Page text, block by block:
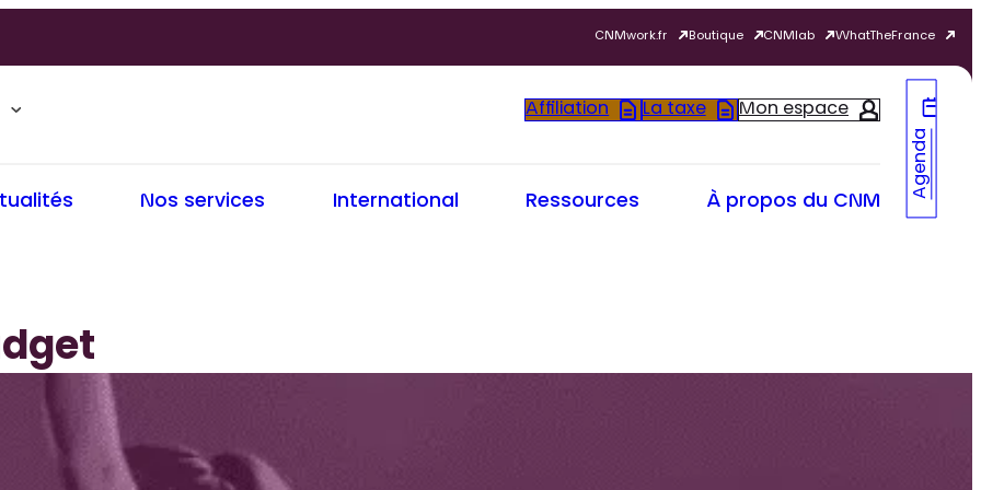
CNMwork.fr Boutique CNMlab WhatTheFrance
Affiliation La taxe Mon espace
Nos services International Ressources À propos du CNM
Agenda